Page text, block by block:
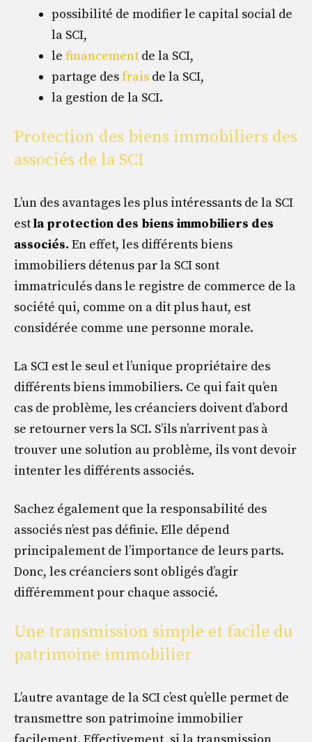
possibilité de modifier le capital social de
la SCI,
le financement de la SCI,
partage desfrais de la SCI,
la gestion de la SCI.
Protection des biens immobiliers des
associés de la SCI
L’un des avantages les plus intéressants de la SCI
estla protection des biens immobiliers des
associés. En effet, les différents biens
immobiliers détenus par la SCI sont
immatriculés dans le registre de commerce de la
société qui, comme on a dit plus haut, est
considérée comme une personne morale.
La SCI est le seul et l’unique propriétaire des
différents biens immobiliers. Ce qui fait qu’en
cas de problème, les créanciers doivent d’abord
se retourner vers la SCI. S’ils n’arrivent pas à
trouver une solution au problème, ils vont devoir
intenter les différents associés.
Sachez également que la responsabilité des
associés n’est pas définie. Elle dépend
principalement de l’importance de leurs parts.
Donc, les créanciers sont obligés d’agir
différemment pour chaque associé.
Une transmission simple et facile du
patrimoine immobilier
L’autre avantage de la SCI c’est qu’elle permet de
transmettre son patrimoine immobilier